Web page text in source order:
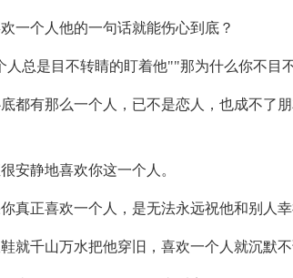
一个人他的一句话就能伤心到底？
人总是目不转睛的盯着他""那为什么你不目
都有那么一个人，已不是恋人，也成不了
安静地喜欢你这一个人。
真正喜欢一个人，是无法永远祝他和别人幸
就千山万水把他穿旧，喜欢一个人就沉默不